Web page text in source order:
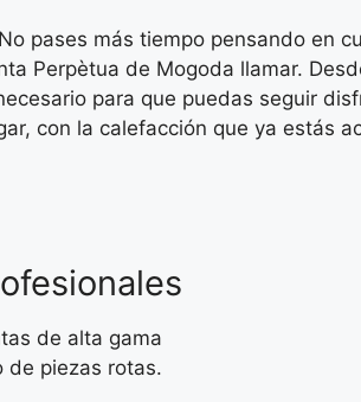
pases más tiempo pensando en
Perpètua de Mogoda llamar.
para que puedas seguir
con la calefacción que ya estás
de alta gama
de piezas rotas.